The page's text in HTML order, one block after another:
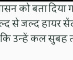
को बता दिया
से जल्द हायर
कि उन्हें कल